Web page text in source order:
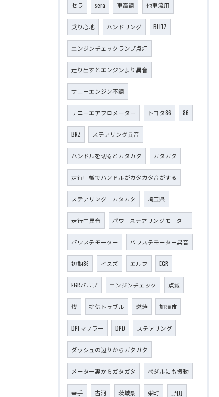
セラ sera 車高調 他車流用
乗り心地 ハンドリング BLITZ
エンジンチェックランプ点灯
走り出すとエンジンより異音
サニーエンジン不調
サニーエアフロメーター トヨタ86 86
BRZ ステアリング異音
ハンドルを切るとカタカタ ガタガタ
走行中轍でハンドルがカタカタ音がする
ステアリング カタカタ 埼玉県
走行中異音 パワーステアリングモーター
パワステモーター パワステモーター異音
初期86 イスズ エルフ EGR
EGRバルブ エンジンチェック 点滅
煤 排気トラブル 燃焼 加須市
DPFマフラー DPD ステアリング
ダッシュの辺りからガタガタ
メーター裏からガタガタ ペダルにも振動
幸手 古河 茨城県 栄町 野田